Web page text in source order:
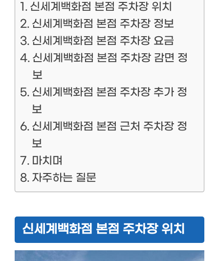
신세계백화점 본점 주차장 위치
신세계백화점 본점 주차장 정보
신세계백화점 본점 주차장 요금
신세계백화점 본점 주차장 감면 정
보
신세계백화점 본점 주차장 추가 정
보
신세계백화점 본점 근처 주차장 정
보
마치며
자주하는 질문
신세계백화점 본점 주차장 위치